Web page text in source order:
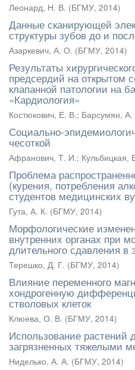
Леонард, Н. В. (БГМУ, 2014)
Данные сканирующей
структуры зубов до и
Азаркевич, А. О. (БГМУ, 2014)
Результаты
предсердий на открытом
клапанной патологии на
«Кардиология»
Костюкович, Е. В.; Барсумян, А.
Социально-
чесоткой
Афранович, Т. И.; Кульбицкая,
Проблема
(курения, потребления
студентов медицинских
Гута, А. К. (БГМУ, 2014)
Морфологические
внутренних органах при
длительного сдавления в
Терешко, Д. Г. (БГМУ, 2014)
Влияние переменного
хондрогенную
стволовых клеток
Клюева, О. В. (БГМУ, 2014)
Использование растений
загрязненных тяжелыми
Ниделько, А. А. (БГМУ, 2014)